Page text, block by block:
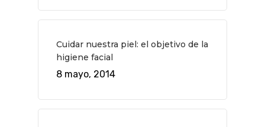
Cuidar nuestra piel: el objetivo de la
higiene facial
8 mayo, 2014
Teatro
Rutas Por Madrid
BEAUTY